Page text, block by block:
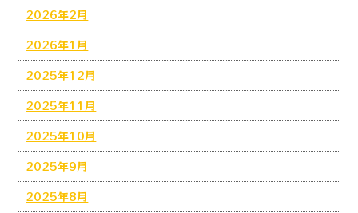
2026年2月
2026年1月
2025年12月
2025年11月
2025年10月
2025年9月
2025年8月